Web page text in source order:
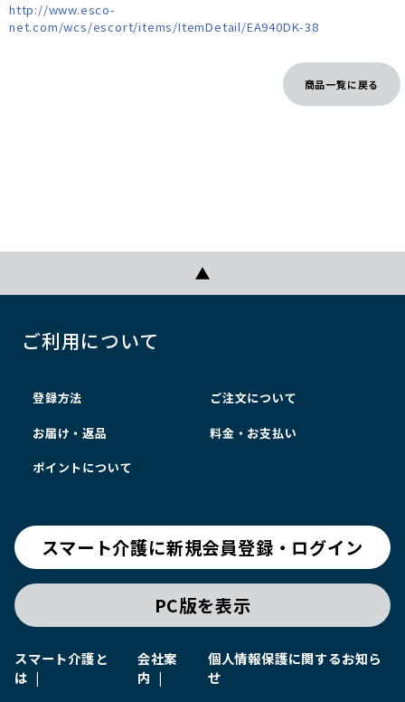
http://www.esco-
net.com/wcs/escort/items/ItemDetail/EA940DK-38
商品一覧に戻る
ご利用について
登録方法 ご注文について
お届け・返品 料金・お支払い
ポイントについて
スマート介護に新規会員登録・ログイン
PC版を表示
スマート介護と
は
会社案
内
個人情報保護に関するお知ら
せ